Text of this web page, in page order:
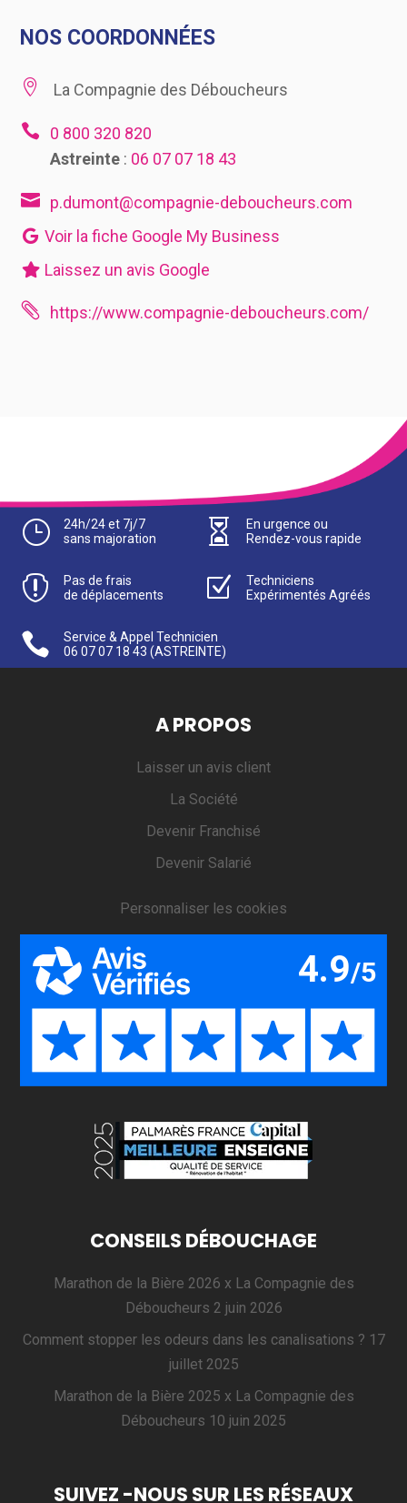
NOS COORDONNÉES
 La Compagnie des Déboucheurs

0 800 320 820
Astreinte: 06 07 07 18 43
 p.dumont@compagnie-deboucheurs.com
Voir la fiche Google My Business
Laissez un avis Google
 https://www.compagnie-deboucheurs.com/
}
24h/24 et 7j/7
sans majoration

En urgence ou
Rendez-vous rapide

Pas de frais
de déplacements
Z
Techniciens
Expérimentés Agréés

Service & Appel Technicien
06 07 07 18 43 (ASTREINTE)
A PROPOS
Laisser un avis client
La Société
Devenir Franchisé
Devenir Salarié
Personnaliser les cookies
CONSEILS DÉBOUCHAGE
Marathon de la Bière 2026 x La Compagnie des
Déboucheurs 2 juin 2026
Comment stopper les odeurs dans les canalisations ? 17
juillet 2025
Marathon de la Bière 2025 x La Compagnie des
Déboucheurs 10 juin 2025
SUIVEZ -NOUS SUR LES RÉSEAUX